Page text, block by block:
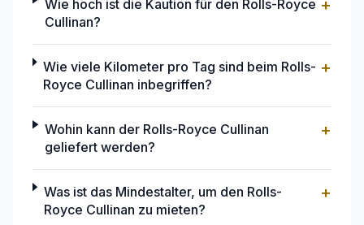
Wie hoch ist die Kaution für den Rolls-Royce
Cullinan?
+
Wie viele Kilometer pro Tag sind beim Rolls-
Royce Cullinan inbegriffen?
+
Wohin kann der Rolls-Royce Cullinan
geliefert werden?
+
Was ist das Mindestalter, um den Rolls-
Royce Cullinan zu mieten?
+